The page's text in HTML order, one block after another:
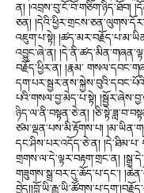
ན། །འབྲས་བུ་ངོ་བོ་གཅིག་ཉིད་ཐོབ།
ཅན།
འཇུག་པ་སྟེ།
འབྱུང་ཞེ་ན།
བརྗོད་ཕྱིར་ན། །རྣམ་
པའི་གསལ་བྱ་མེད་པ་སྟེ།
ཉིད་ལ་ནི་བསྟན་ཅེ་ན།
ཙམ་ལྡན་པས་མི་རྟོགས་པ།
དང་ཤིས་པར་འདོད་ཅེ་ན།
གྲགས་ལ་དེ་ལྟར་བརྟག་གྲང་ན།
གཟུགས་སྒྲ་བར་དུ་ཆོད་པ་དང་།